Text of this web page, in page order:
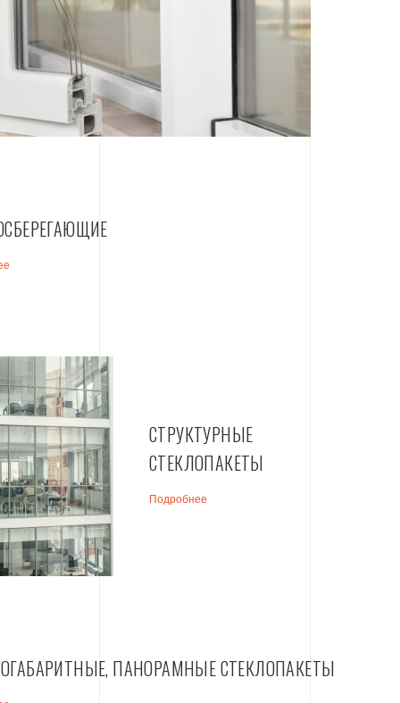
СТРУКТУРНЫЕ
СТЕКЛОПАКЕТЫ
Подробнее
ПАНОРАМНЫЕ СТЕКЛОПАКЕТЫ